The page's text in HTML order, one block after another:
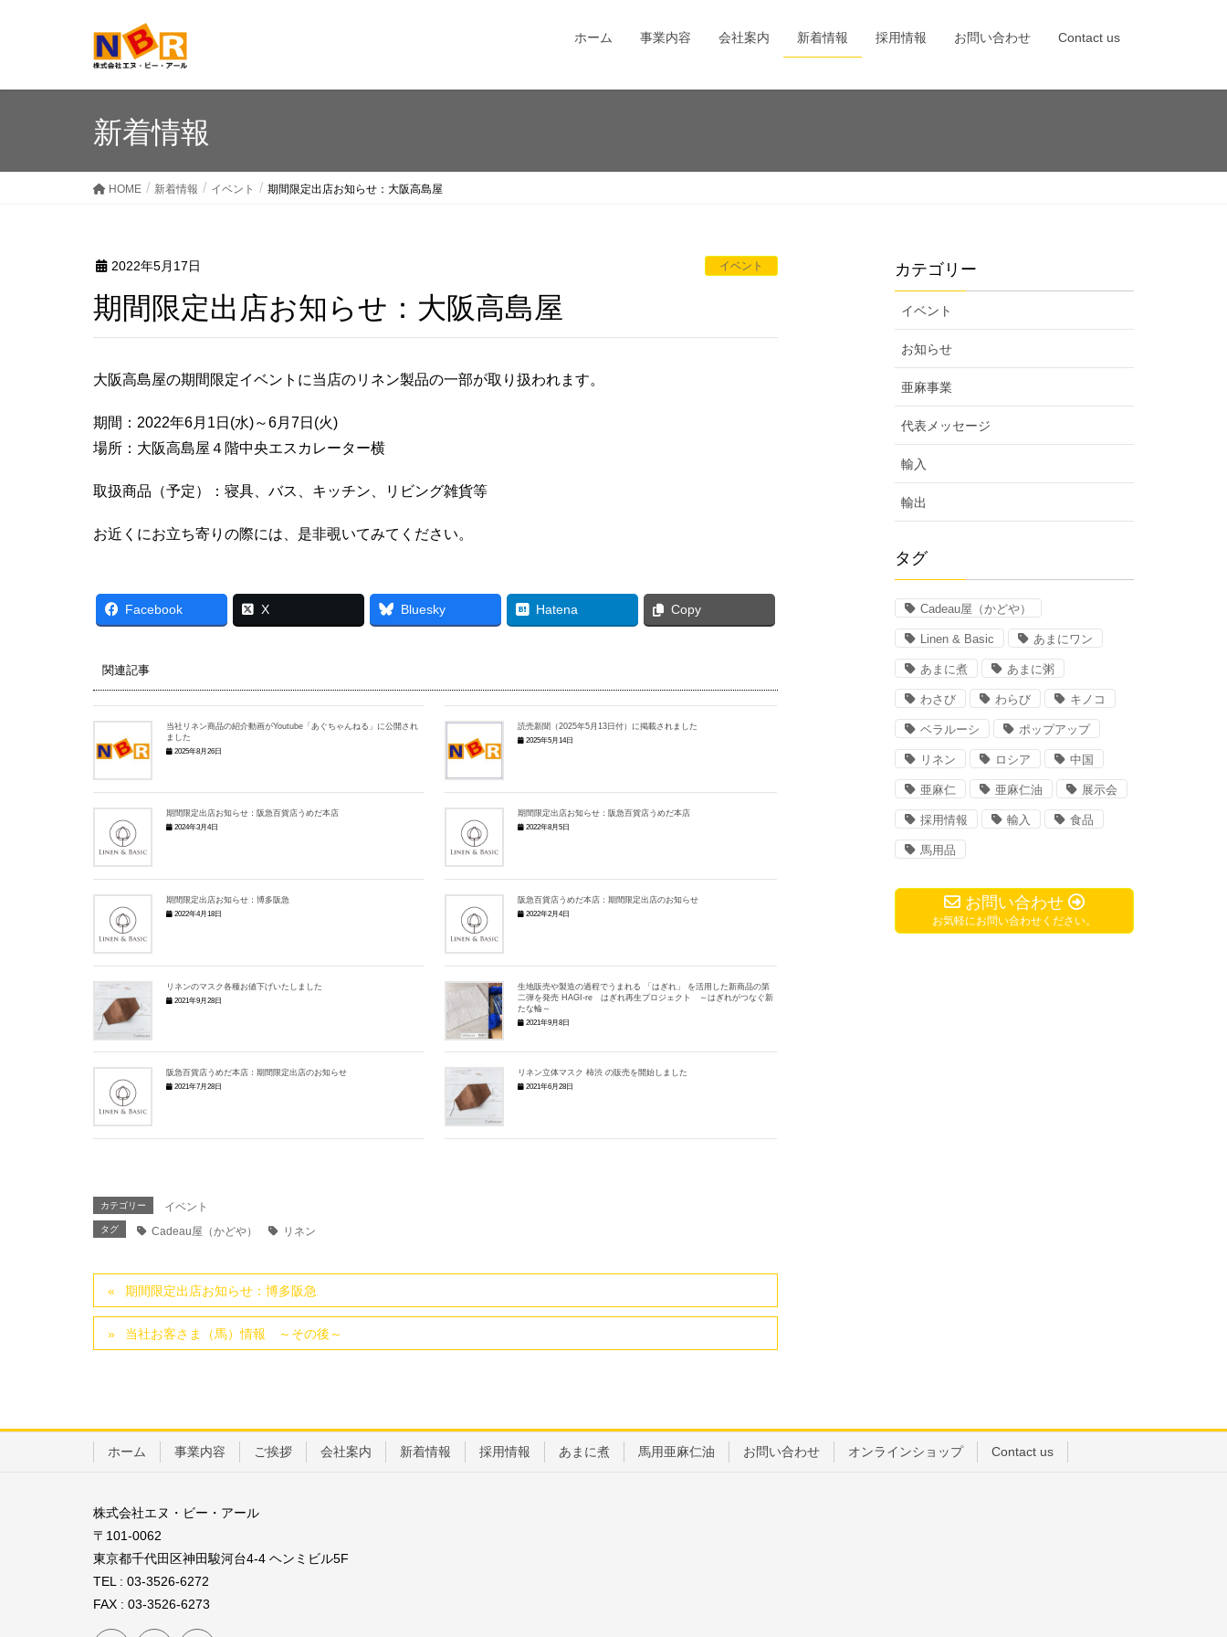
ホーム 事業内容 会社案内 新着情報 採用情報 お問い合わせ Contact us
新着情報
HOME 新着情報 イベント 期間限定出店お知らせ：大阪高島屋
2022年5月17日 イベント
期間限定出店お知らせ：大阪高島屋
大阪高島屋の期間限定イベントに当店のリネン製品の一部が取り扱われます。
期間：2022年6月1日(水)～6月7日(火)
場所：大阪高島屋４階中央エスカレーター横
取扱商品（予定）：寝具、バス、キッチン、リビング雑貨等
お近くにお立ち寄りの際には、是非覗いてみてください。
Facebook X Bluesky Hatena Copy
関連記事
当社リネン商品の紹介動画がYoutube「あぐちゃんねる」に公開され
ました
2025年8月26日
読売新聞（2025年5月13日付）に掲載されました
2025年5月14日
期間限定出店お知らせ：阪急百貨店うめだ本店
2024年3月4日
期間限定出店お知らせ：阪急百貨店うめだ本店
2022年8月5日
期間限定出店お知らせ：博多阪急
2022年4月18日
阪急百貨店うめだ本店：期間限定出店のお知らせ
2022年2月4日
リネンのマスク各種お値下げいたしました
2021年9月28日
生地販売や製造の過程でうまれる 「はぎれ」 を活用した新商品の第
二弾を発売 HAGI-re はぎれ再生プロジェクト ～はぎれがつなぐ新
たな輪～
2021年9月8日
阪急百貨店うめだ本店：期間限定出店のお知らせ
2021年7月28日
リネン立体マスク 柿渋 の販売を開始しました
2021年6月28日
カテゴリー イベント
タグ Cadeau屋（かどや） リネン
期間限定出店お知らせ：博多阪急
当社お客さま（馬）情報 ～その後～
カテゴリー
イベント
お知らせ
亜麻事業
代表メッセージ
輸入
輸出
タグ
Cadeau屋（かどや）
Linen & Basic あまにワン
あまに煮 あまに粥
わさび わらび キノコ
ベラルーシ ポップアップ
リネン ロシア 中国
亜麻仁 亜麻仁油 展示会
採用情報 輸入 食品
馬用品
お問い合わせ
お気軽にお問い合わせください。
ホーム 事業内容 ご挨拶 会社案内 新着情報 採用情報 あまに煮 馬用亜麻仁油 お問い合わせ オンラインショップ Contact us
株式会社エヌ・ビー・アール
〒101-0062
東京都千代田区神田駿河台4-4 ヘンミビル5F
TEL : 03-3526-6272
FAX : 03-3526-6273